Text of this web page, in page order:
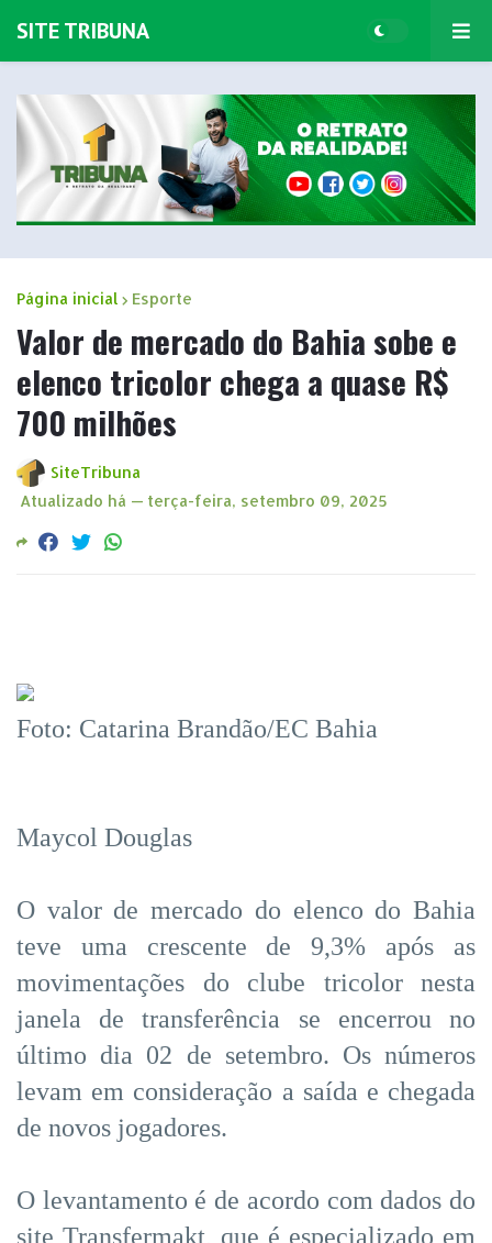
SITE TRIBUNA
Página inicial Esporte
Valor de mercado do Bahia sobe e
elenco tricolor chega a quase R$
700 milhões
SiteTribuna
Atualizado há — terça-feira, setembro 09, 2025
Foto: Catarina Brandão/EC Bahia
Maycol Douglas
O valor de mercado do elenco do Bahia
teve uma crescente de 9,3% após as
movimentações do clube tricolor nesta
janela de transferência se encerrou no
último dia 02 de setembro. Os números
levam em consideração a saída e chegada
de novos jogadores.
O levantamento é de acordo com dados do
site Transfermakt, que é especializado em